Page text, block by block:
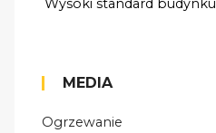
Wysoki standard budynku
MEDIA
Ogrzewanie